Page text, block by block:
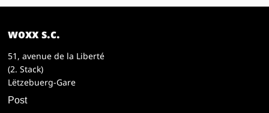
woxx s.c.
51, avenue de la Liberté
(2. Stack)
Lëtzebuerg-Gare
Post